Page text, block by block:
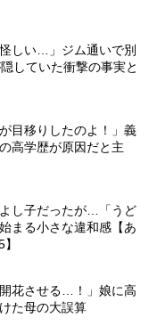
しい…」ジム通いで別
していた衝撃の事実と
目移りしたのよ！」義
高学歴が原因だと主
し子だったが…「うど
まる小さな違和感【あ
花させる…！」娘に高
た母の大誤算